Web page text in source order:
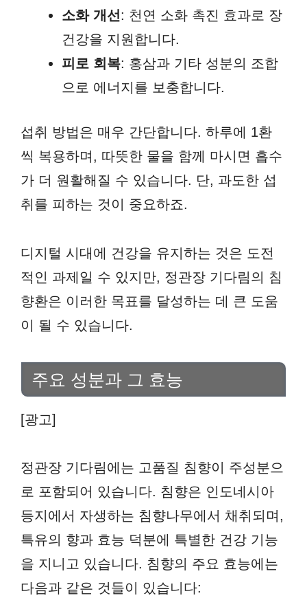
소화 개선: 천연 소화 촉진 효과로 장
건강을 지원합니다.
피로 회복: 홍삼과 기타 성분의 조합
으로 에너지를 보충합니다.
섭취 방법은 매우 간단합니다. 하루에 1환
씩 복용하며, 따뜻한 물을 함께 마시면 흡수
가 더 원활해질 수 있습니다. 단, 과도한 섭
취를 피하는 것이 중요하죠.
디지털 시대에 건강을 유지하는 것은 도전
적인 과제일 수 있지만, 정관장 기다림의 침
향환은 이러한 목표를 달성하는 데 큰 도움
이 될 수 있습니다.
주요 성분과 그 효능
[광고]
정관장 기다림에는 고품질 침향이 주성분으
로 포함되어 있습니다. 침향은 인도네시아
등지에서 자생하는 침향나무에서 채취되며,
특유의 향과 효능 덕분에 특별한 건강 기능
을 지니고 있습니다. 침향의 주요 효능에는
다음과 같은 것들이 있습니다: